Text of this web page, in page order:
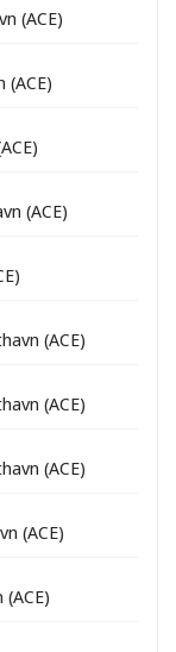
(ACE)
(ACE)
(ACE)
(ACE)
(ACE)
(ACE)